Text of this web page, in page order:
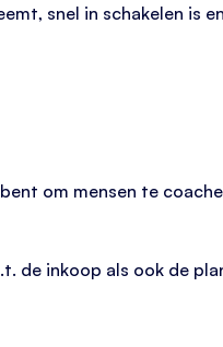
snel in schakelen is
om mensen te
de inkoop als ook de